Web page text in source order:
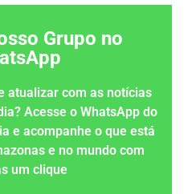
Grupo no
atualizar com as notícias
Acesse o WhatsApp do
e acompanhe o que está
e no mundo com
um clique